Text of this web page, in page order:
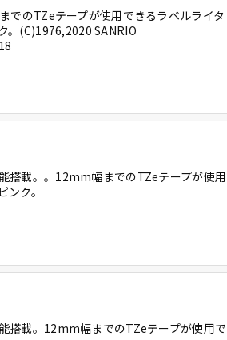
でのTZeテープが使用できるラベルライタ
。(C)1976,2020 SANRIO
搭載。。12mm幅までのTZeテープが使
ク。
搭載。12mm幅までのTZeテープが使用